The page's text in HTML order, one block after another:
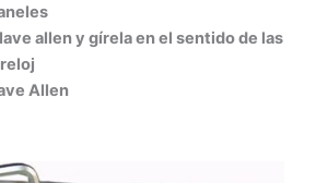
allen y gírela en el sentido de las
Allen